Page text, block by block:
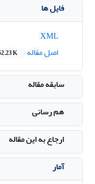
فایل ها
اصل مقاله
K
سابقه مقاله
هم رسانی
ارجاع به این مقاله
آمار